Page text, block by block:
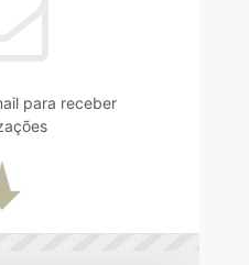
para receber